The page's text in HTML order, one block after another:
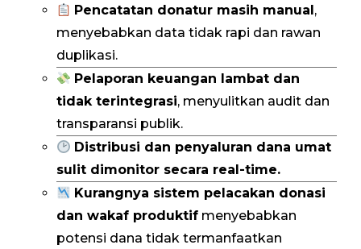
Pencatatan donatur masih manual ,
menyebabkan data tidak rapi dan rawan
duplikasi.
Pelaporan keuangan lambat dan
tidak terintegrasi, menyulitkan audit dan
transparansi publik.
Distribusi dan penyaluran dana umat
sulit dimonitor secara real-time.
Kurangnya sistem pelacakan donasi
dan wakaf produktif menyebabkan
potensi dana tidak termanfaatkan